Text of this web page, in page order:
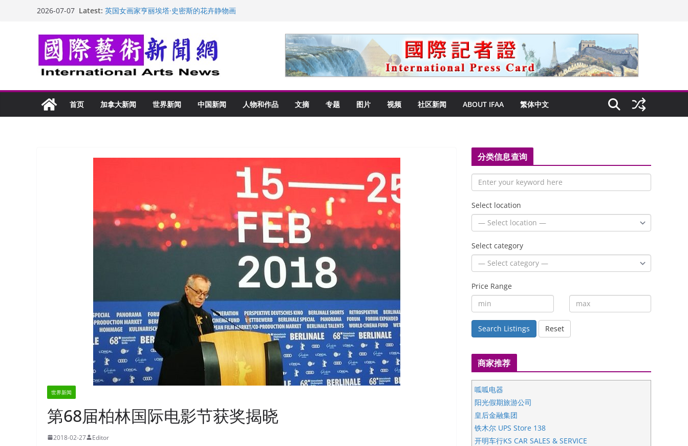
2026-07-07 Latest: 英国女画家亨丽埃塔·史密斯的花卉静物画
苏方 ：“字”得其乐
“梵心”归处：一场展览 连着攀枝花的千里乡愁
首页 加拿大新闻 世界新闻 中国新闻 人物和作品 文摘 专题 图片 视频 社区新闻 ABOUT IFAA 繁体中文
世界新闻
第68届柏林国际电影节获奖揭晓
2018-02-27 Editor
分类信息查询
Select location
Select category
Price Range
Search Listings Reset
商家推荐
呱呱电器
阳光假期旅游公司
皇后金融集团
铁木尔 UPS Store 138
开明车行KS CAR SALES & SERVICE